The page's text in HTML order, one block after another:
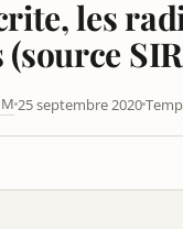
les
(source
25 septembre 2020